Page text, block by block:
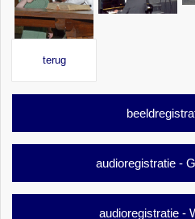
terug
audioregistratie -
audioregistratie -